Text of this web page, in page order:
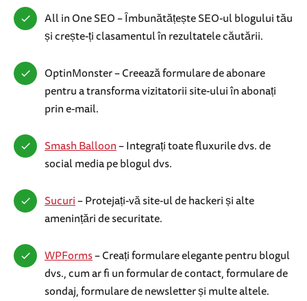
All in One SEO – Îmbunătățește SEO-ul blogului tău
și crește-ți clasamentul în rezultatele căutării.
OptinMonster – Creează formulare de abonare
pentru a transforma vizitatorii site-ului în abonați
prin e-mail.
Smash Balloon– Integrați toate fluxurile dvs. de
social media pe blogul dvs.
Sucuri– Protejați-vă site-ul de hackeri și alte
amenințări de securitate.
WPForms– Creați formulare elegante pentru blogul
dvs., cum ar fi un formular de contact, formulare de
sondaj, formulare de newsletter și multe altele.